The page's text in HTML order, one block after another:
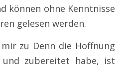
können ohne Kenntnisse
gelesen werden.
zu Denn die Hoffnung
zubereitet habe, ist